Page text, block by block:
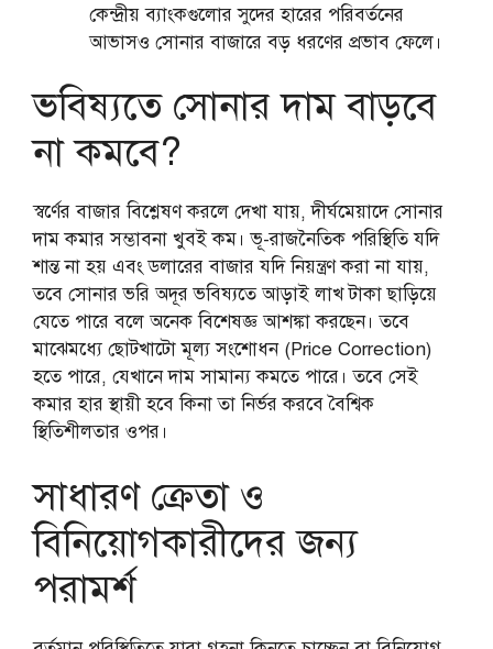
কেন্দ্রীয় ব্যাংকগুলোর সুদের হারের পরিবর্তনের
আভাসও সোনার বাজারে বড় ধরণের প্রভাব ফেলে।
ভবিষ্যতে সোনার দাম বাড়বে
না কমবে?
স্বর্ণের বাজার বিশ্লেষণ করলে দেখা যায়, দীর্ঘমেয়াদে সোনার
দাম কমার সম্ভাবনা খুবই কম। ভূ-রাজনৈতিক পরিস্থিতি যদি
শান্ত না হয় এবং ডলারের বাজার যদি নিয়ন্ত্রণ করা না যায়,
তবে সোনার ভরি অদূর ভবিষ্যতে আড়াই লাখ টাকা ছাড়িয়ে
যেতে পারে বলে অনেক বিশেষজ্ঞ আশঙ্কা করছেন। তবে
মাঝেমধ্যে ছোটখাটো মূল্য সংশোধন (Price Correction)
হতে পারে, যেখানে দাম সামান্য কমতে পারে। তবে সেই
কমার হার স্থায়ী হবে কিনা তা নির্ভর করবে বৈশ্বিক
স্থিতিশীলতার ওপর।
সাধারণ ক্রেতা ও
বিনিয়োগকারীদের জন্য
পরামর্শ